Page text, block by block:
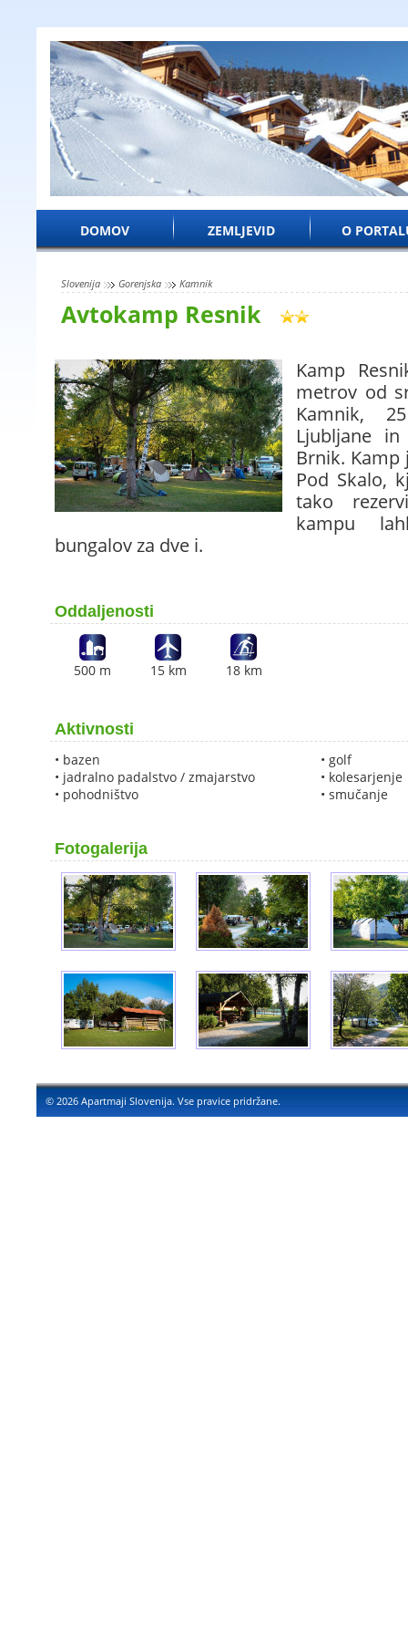
DOMOV ZEMLJEVID O
Slovenija Gorenjska Kamnik
Avtokamp Resnik
Kamp
metrov od
Kamnik,
Ljubljane
Brnik.
Pod Skalo,
tako
kampu
bungalov za dve i.
Oddaljenosti
500 m 15 km 18 km
Aktivnosti
• bazen
• golf
• jadralno padalstvo / zmajarstvo
• kolesarjenje
• pohodništvo
• smučanje
Fotogalerija
© 2026 Apartmaji Slovenija. Vse pravice pridržane.